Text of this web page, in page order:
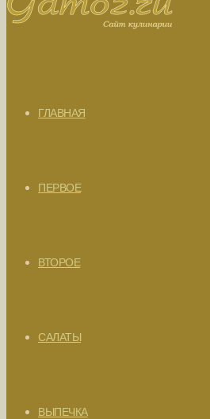
ГЛАВНАЯ
ПЕРВОЕ
ВТОРОЕ
САЛАТЫ
ВЫПЕЧКА